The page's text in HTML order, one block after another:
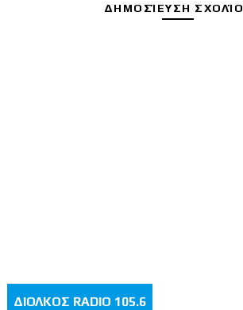
ΔΗΜΟΣΊΕΥΣΗ
ΔΙΟΛΚΟΣ RADIO 105.6